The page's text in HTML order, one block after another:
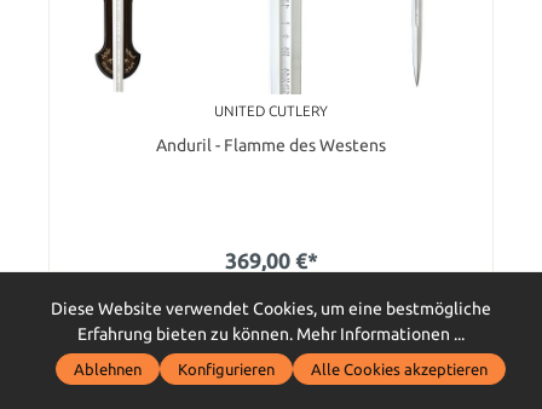
UNITED CUTLERY
Anduril - Flamme des Westens
369,00 €*
P 369 Bonus Punkte sichern
Diese Website verwendet Cookies, um eine bestmögliche
Erfahrung bieten zu können. Mehr Informationen ...
Ablehnen Konfigurieren Alle Cookies akzeptieren